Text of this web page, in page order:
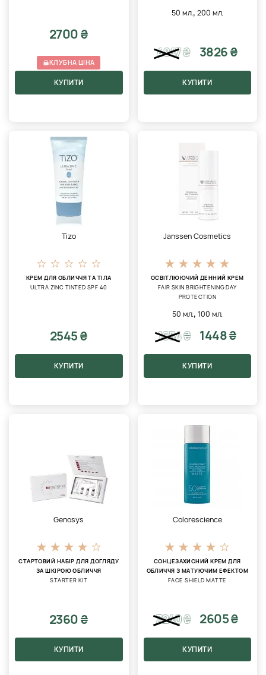
2700 ₴
КЛУБНА ЦІНА
КУПИТИ
50 мл., 200 мл.
4847₴ 3826 ₴
КУПИТИ
Tizo
КРЕМ ДЛЯ ОБЛИЧЧЯ ТА ТІЛА
ULTRA ZINC TINTED SPF 40
2545 ₴
КУПИТИ
Janssen Cosmetics
ОСВІТЛЮЮЧИЙ ДЕННИЙ КРЕМ
FAIR SKIN BRIGHTENING DAY
PROTECTION
50 мл., 100 мл.
1654₴ 1448 ₴
КУПИТИ
Genosys
СТАРТОВИЙ НАБІР ДЛЯ ДОГЛЯДУ
ЗА ШКІРОЮ ОБЛИЧЧЯ
STARTER KIT
2360 ₴
КУПИТИ
Colorescience
СОНЦЕЗАХИСНИЙ КРЕМ ДЛЯ
ОБЛИЧЧЯ З МАТУЮЧИМ ЕФЕКТОМ
FACE SHIELD MATTE
3240₴ 2605 ₴
КУПИТИ